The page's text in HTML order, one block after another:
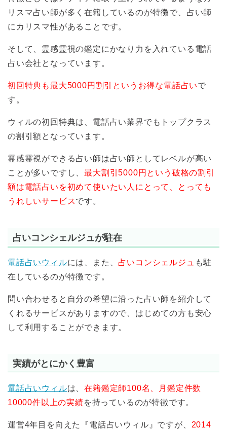
リスマ占い師が多く在籍しているのが特徴で、占い師
にカリスマ性があることです。
そして、霊感霊視の鑑定にかなり力を入れている電話
占い会社となっています。
初回特典も最大5000円割引というお得な電話占いで
す。
ウィルの初回特典は、電話占い業界でもトップクラス
の割引額となっています。
霊感霊視ができる占い師は占い師としてレベルが高い
ことが多いですし、最大割引5000円という破格の割引
額は電話占いを初めて使いたい人にとって、とっても
うれしいサービスです。
占いコンシェルジュが駐在
電話占いウィルには、また、 占いコンシェルジュ も駐
在しているのが特徴です。
問い合わせると自分の希望に沿った占い師を紹介して
くれるサービスがありますので、はじめての方も安心
して利用することができます。
実績がとにかく豊富
電話占いウィルは、在籍鑑定師100名、月鑑定件数
10000件以上の実績を持っているのが特徴です。
運営4年目を向えた『電話占いウィル』ですが、 2014